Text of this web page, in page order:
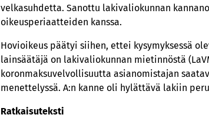
velkasuhdetta. Sanottu lakivaliokunnan
oikeusperiaatteiden kanssa.
Hovioikeus päätyi siihen, ettei kysymyksessä
lainsäätäjä on lakivaliokunnan mietinnöstä
koronmaksuvelvollisuutta asianomistajan
menettelyssä. A:n kanne oli hylättävä lakiin
Ratkaisuteksti